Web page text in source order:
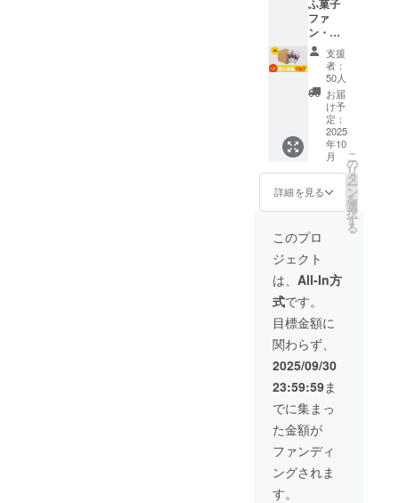
ます。
※備考欄
に欲し
いセッ
ト数の
記入を
お願い
しま
す。最
大上限
数まで
の発送
となり
ます。
ターン
金額に
は送料
が含ま
れてい
ます。
※ご注文
状況、
使用部
材の供
給状
況、製
造工程
上の都
合等に
荷時期
が遅れ
る場合
があり
ます。
※備考欄
に欲し
いセッ
ト数の
記入を
お願い
しま
す。最
大上限
数まで
の発送
となり
ます。
会にし
か手に
入らな
い特別
なセッ
トで
す！ ※
国内配
送のみ
となり
ます。
※お届け
「お届
け予
の月末
です。
※こちら
のリ
ターン
金額に
は送料
が含ま
れてい
ます。
※ご注文
状況、
使用部
材の供
給状
況、製
造工程
上の都
して ・
地域の
保育
園・幼
稚園へ
の寄贈
🚚 配送
プロ
ジェク
ト終了
後、約
2ヶ月以
次配送
予定。
ウド
ファン
ディン
グ限定
この機
会にし
か手に
入らな
い特別
なセッ
トで
す！ ※
国内配
送のみ
となり
ます。
※お届け
日は
【賞味
期限】
180日
【製造
元】 株
式会社
水野製
菓 【販
売元】
株式会
社水野
法 ・お
子様と
聞かせ
タイム
・家族
でのお
やつタ
イム ・
プレゼ
ントと
して ・
地域の
保育
園・幼
稚園へ
の寄贈
🏢絵本
に企業
名記載
につい
生協会
HACCP
取得
【原材
料】 含
蜜糖(国
内製
造)、黒
砂糖、
砂糖、
小麦
(グルテ
ン)/カラ
素、膨
張剤
【内容
量】 30
本 / 1箱
あたり
【賞味
期限】
180日
【製造
元】 株
式会社
水野製
菓 【販
売元】
株式会
社水野
製菓 🔴
まで安
心して
楽しめ
ます。
食品衛
生協会
HACCP
取得
【原材
料】 含
蜜糖(国
内製
砂糖、
砂糖、
粉、小
麦蛋白
(グルテ
ン)/カラ
メル色
素、膨
張剤
【内容
量】 30
本 / 1箱
あたり
【賞味
期限】
180日
【製造
元】 株
式会社
水野製
生協会
HACCP
取得
【原材
料】 含
蜜糖(国
内製
造)、黒
砂糖、
砂糖、
小麦
粉、小
(グルテ
ン)/カラ
素、膨
【内容
量】10
味期
限】180
日 【製
造元】
株式会
社水野
製菓
【販売
元】 株
式会社
水野製
菓 🚚 配
送 プロ
リー。
日本の
伝統菓
子文化
を自然
に学べ
る教育
絵本で
す。 ま
た「挑
戦」
「諦め
ない」
「好き
力で」
を超え
たメッ
セージ
性も込
めてい
ます。
🔴ふ菓
子の特
をたっ
ぷり使
用した
日本一
の出荷
量を誇
るふ菓
水野製
菓の
「コト
ンのふ
がし」1
箱（30
本入
り） 🔴
絵本に
ついて
コトン
がふ菓
子に出
会い、
挑戦す
る心温
まるス
トー
リー。
日本の
伝統菓
子文化
を自然
に学べ
る教育
絵本で
す。 ま
た「挑
戦」
「諦め
ない」
「好き
ファ
ン・ふ
がしが
大好き
な方
へ！ 個
包装だ
から、
いつで
も、ど
こで
も、気
軽に食
べれ
る。
コー
ヒーに
もよく
合い、
仕事の
小休憩
にも
ぴった
り！ 🎁
内容 ・
水野製
菓の
「コト
ンのふ
がし」
150本入
り ※こ
のリ
支援
者：
50人
お届
け予
定：
2025
年10
月
詳細を見る
こ
の
リ
タ
ー
ン
を
選
択
す
る
このプロ
ジェクト
は、 All-In方
式です。
目標金額に
関わらず、
2025/09/30
23:59:59ま
でに集まっ
た金額が
ファンディ
ングされま
す。